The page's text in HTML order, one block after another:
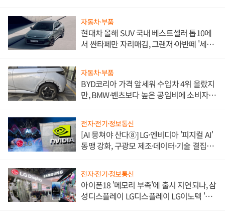
자동차·부품
현대차 올해 SUV 국내 베스트셀러 톱10에
서 싼타페만 자리매김, 그랜저·아반떼 '세단
자동차·부품
BYD코리아 가격 앞세워 수입차 4위 올랐지
만, BMW·벤츠보다 높은 공임비에 소비자
전자·전기·정보통신
[AI 뭉쳐야 산다⑧] LG·엔비디아 '피지컬 AI'
동맹 강화, 구광모 제조·데이터·기술 결집
전자·전기·정보통신
아이폰18 '메모리 부족'에 출시 지연되나, 삼
성디스플레이 LG디스플레이 LG이노텍 '탈